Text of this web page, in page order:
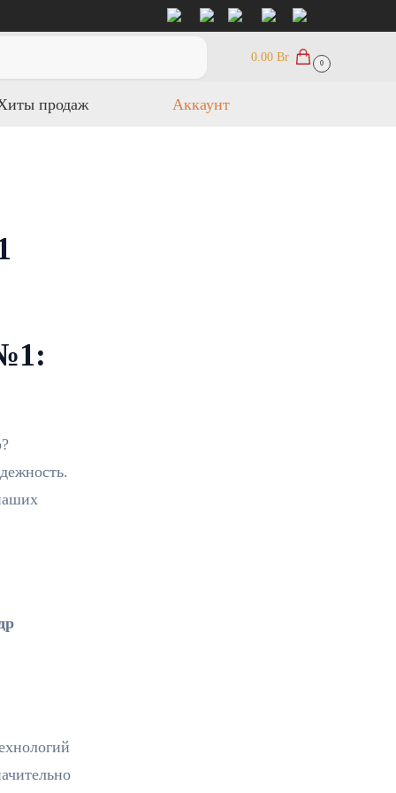
0.00 Br 0
продаж Аккаунт